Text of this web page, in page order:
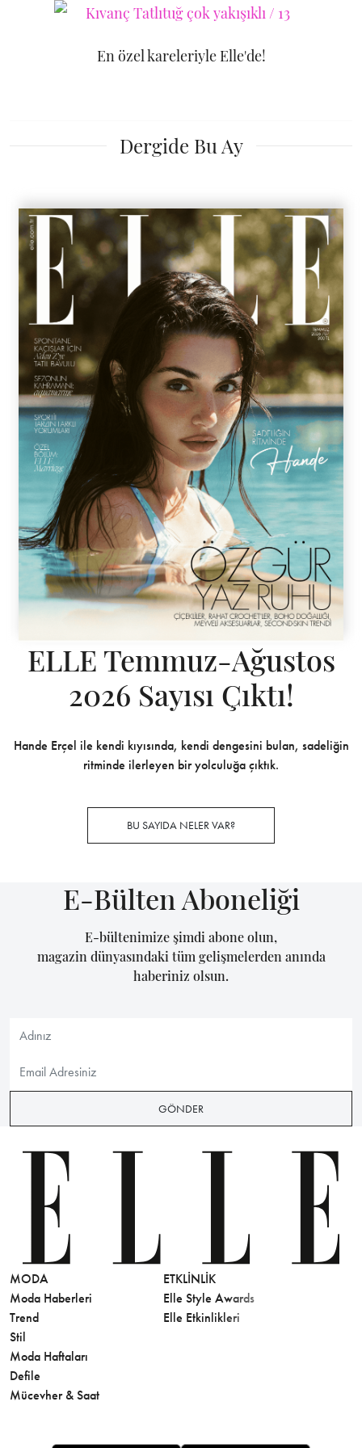
En özel kareleriyle Elle'de!
Dergide Bu Ay
ELLE Temmuz-Ağustos
2026 Sayısı Çıktı!
Hande Erçel ile kendi kıyısında, kendi dengesini bulan, sadeliğin
ritminde ilerleyen bir yolculuğa çıktık.
BU SAYIDA NELER VAR?
E-Bülten Aboneliği
E-bültenimize şimdi abone olun,
magazin dünyasındaki tüm gelişmelerden anında
haberiniz olsun.
GÖNDER
MODA
Moda Haberleri
Trend
Stil
Moda Haftaları
Defile
Mücevher & Saat
ETKLINLIK
Elle Style Awards
Elle Etkinlikleri